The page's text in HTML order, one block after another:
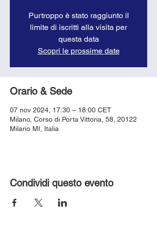
Purtroppo è stato raggiunto il
limite di iscritti alla visita per
questa data
Scopri le prossime date
Orario & Sede
07 nov 2024, 17:30 – 18:00 CET
Milano, Corso di Porta Vittoria, 58, 20122
Milano MI, Italia
Condividi questo evento